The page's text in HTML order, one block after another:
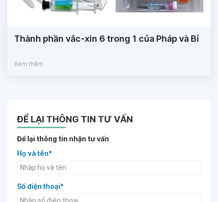
Thành phần vắc-xin 6 trong 1 của Pháp và Bỉ
Xem thêm
ĐỂ LẠI THÔNG TIN TƯ VẤN
Để lại thông tin nhận tư vấn
Họ và tên*
Số điện thoại*